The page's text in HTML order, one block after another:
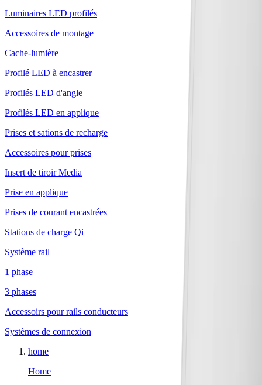
Luminaires LED profilés
Accessoires de montage
Cache-lumière
Profilé LED à encastrer
Profilés LED d'angle
Profilés LED en applique
Prises et sations de recharge
Accessoires pour prises
Insert de tiroir Media
Prise en applique
Prises de courant encastrées
Stations de charge Qi
Système rail
1 phase
3 phases
Accessoirs pour rails conducteurs
Systèmes de connexion
home
Home